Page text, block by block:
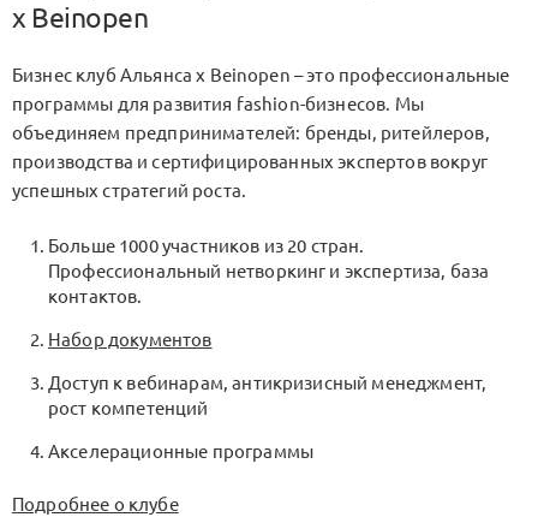
x Beinopen
Бизнес клуб Альянса x Beinopen – это профессиональные
программы для развития fashion-бизнесов. Мы
объединяем предпринимателей: бренды, ритейлеров,
производства и сертифицированных экспертов вокруг
успешных стратегий роста.
Больше 1000 участников из 20 стран.
Профессиональный нетворкинг и экспертиза, база
контактов.
Набор документов
Доступ к вебинарам, антикризисный менеджмент,
рост компетенций
Акселерационные программы
Подробнее о клубе